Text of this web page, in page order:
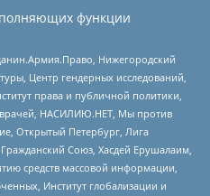
функции
Нижегородский
Центр гендерных исследований,
права и публичной политики,
НАСИЛИЮ.НЕТ, Мы против
Открытый Петербург, Лига
Союз, Хасдей Ерушалаим,
средств массовой информации,
Институт глобализации и